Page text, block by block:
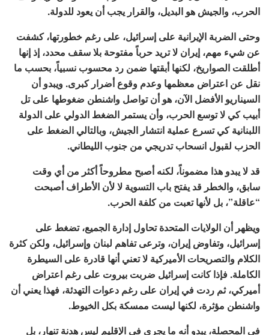
الحرب، والجيش هو البديل، والقرار يجب أن يعود للدولة.
وحتى الضربة الإيرانية على إسرائيل، على رغم خطورتها، كشفت
عن شيء مهم، إيران لا تريد حرباً مفتوحة بلا سقف محدد، إذ إنها
أطلقت الصواريخ، لكنها أبقتها ضمن رد محسوب نسبياً، بحسب ما
نقل عن اعتراض معظمها وعدم وقوع أضرار كبرى. ويبدو أن
السيناريو الأفضل الآن، هو أن تواصل واشنطن ضغوطها على تل
أبيب كي لا توسع الحرب، وأن يستمر الضغط الدولي على الدولة
اللبنانية كي تسرع عملية انتشار الجيش، وبالتالي الضغط على
الحزب لقبول انسحاب تدريجي من جنوب الليطاني.
قد لا يبدو هذا مضموناً، لكنه أصبح مطروحاً أكثر من أي وقت
سابق، والخطر قد يفتح باب التسوية لا لأن الأطراف أصبحت
“عاقلة”، بل لأنها تعبت من كلفة الحرب.
ويظهر أن الولايات المتحدة تحاول إدارة الجميع، تضغط على
إسرائيل، وتفاوض إيران، وترعى تفاهم لبنان وإسرائيل، ولكن كثرة
الكلام والتصريحات الأميركية لا تعني أنها قادرة على السيطرة
الكاملة. فإذا كانت إسرائيل ضربت بيروت على رغم اعتراض
أميركي، ثم ردت في إيران على رغم دعوات التهدئة، فهذا يعني أن
واشنطن مؤثرة، لكنها ليست ممسكة بكل الخيوط.
في المحصلة، يبدو أنه ما يجري في الإقليم ليس هدنة تنهار، بل